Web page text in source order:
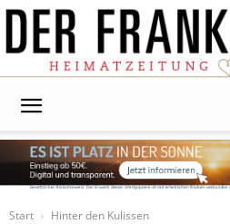
Start
Hinter den Kulissen